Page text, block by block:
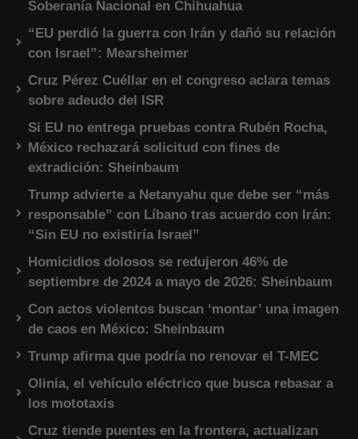
Soberanía Nacional en Chihuahua
“EU perdió la guerra con Irán y dañó su relación
con Israel”: Mearsheimer
Cruz Pérez Cuéllar en el congreso aclara temas
sobre adeudo del ISR
Si EU no entrega pruebas contra Rubén Rocha,
México rechazará solicitud con fines de
extradición: Sheinbaum
Trump advierte a Netanyahu que debe ser “más
responsable” con Líbano tras acuerdo con Irán:
“Sin EU no existiría Israel”
Homicidios dolosos se redujeron 46% de
septiembre de 2024 a mayo de 2026: Sheinbaum
Con actos violentos buscan ‘montar’ una imagen
de caos en México: Sheinbaum
Trump afirma que podría no renovar el T-MEC
Olinia, el vehículo eléctrico que busca rebasar a
los mototaxis
Cruz tiende puentes en la frontera, actualizan